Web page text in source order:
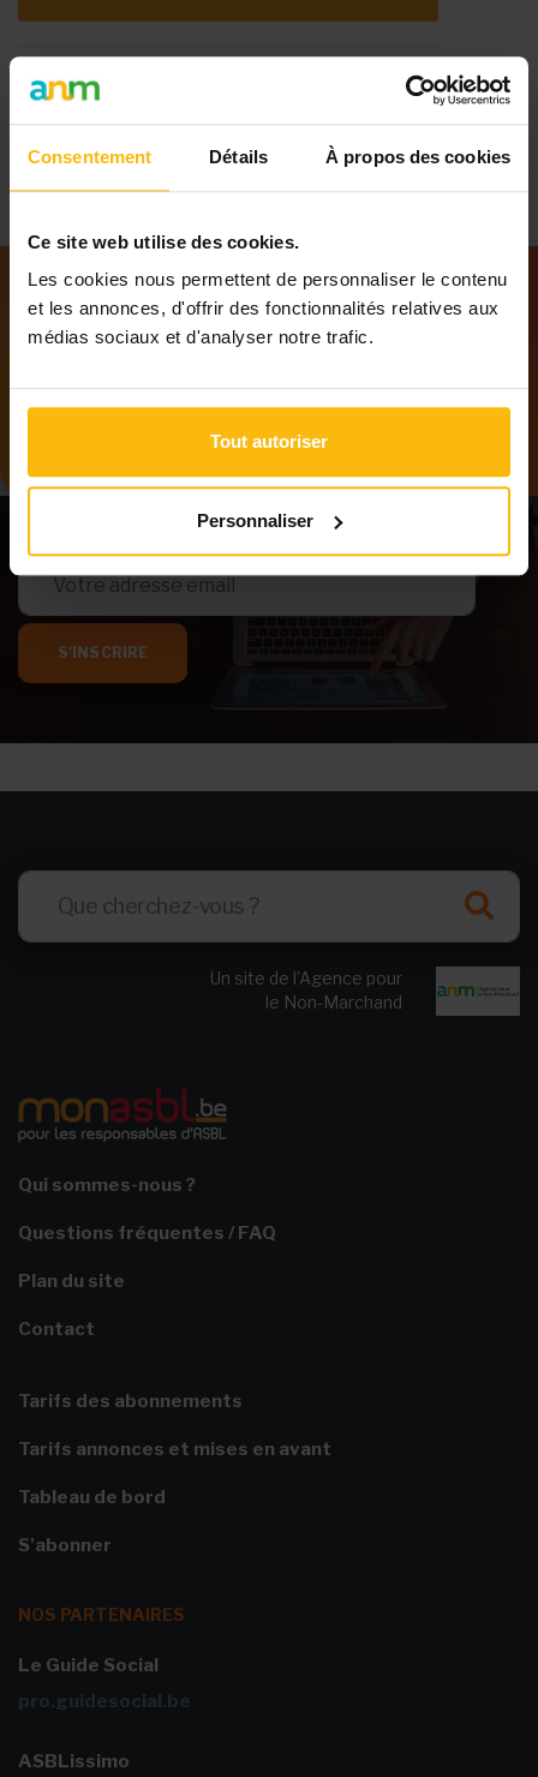
Consentement Détails À propos des cookies
Ce site web utilise des cookies.
Les cookies nous permettent de personnaliser le contenu
et les annonces, d'offrir des fonctionnalités relatives aux
médias sociaux et d'analyser notre trafic.
Tout autoriser
Personnaliser
ÉVÉNEMENT
Notre newsletter
Tenez-vous au courant des dernières
informations de MonASBL.be
S'INSCRIRE
Un site de l’Agence pour
le Non-Marchand
Qui sommes-nous ?
Questions fréquentes / FAQ
Plan du site
Contact
Tarifs des abonnements
Tarifs annonces et mises en avant
Tableau de bord
S'abonner
NOS PARTENAIRES
Le Guide Social
pro.guidesocial.be
ASBLissimo